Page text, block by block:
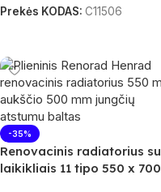
Prekės KODAS: C11506
-35%
Renovacinis radiatorius su
laikikliais 11 tipo 550 x 700